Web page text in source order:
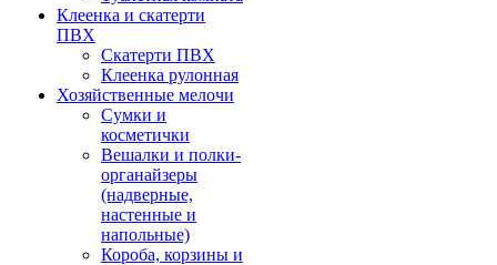
Клеенка и скатерти
ПВХ
Скатерти ПВХ
Клеенка рулонная
Хозяйственные мелочи
Сумки и
косметички
Вешалки и полки-
органайзеры
(надверные,
настенные и
напольные)
Короба, корзины и